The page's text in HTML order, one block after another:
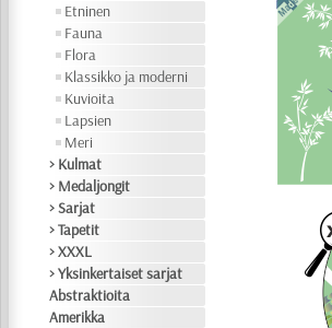
Etninen
Fauna
Flora
Klassikko ja moderni
Kuvioita
Lapsien
Meri
> Kulmat
> Medaljongit
> Sarjat
> Tapetit
> XXXL
> Yksinkertaiset sarjat
Abstraktioita
Amerikka